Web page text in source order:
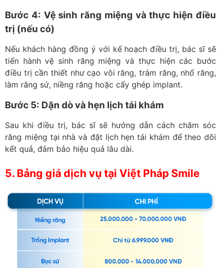
Bước 4: Vệ sinh răng miệng và thực hiện điều
trị (nếu có)
Nếu khách hàng đồng ý với kế hoạch điều trị, bác sĩ sẽ
tiến hành vệ sinh răng miệng và thực hiện các bước
điều trị cần thiết như cạo vôi răng, trám răng, nhổ răng,
làm răng sứ, niềng răng hoặc cấy ghép implant.
Bước 5: Dặn dò và hẹn lịch tái khám
Sau khi điều trị, bác sĩ sẽ hướng dẫn cách chăm sóc
răng miệng tại nhà và đặt lịch hẹn tái khám để theo dõi
kết quả, đảm bảo hiệu quả lâu dài.
5. Bảng giá dịch vụ tại Việt Pháp Smile